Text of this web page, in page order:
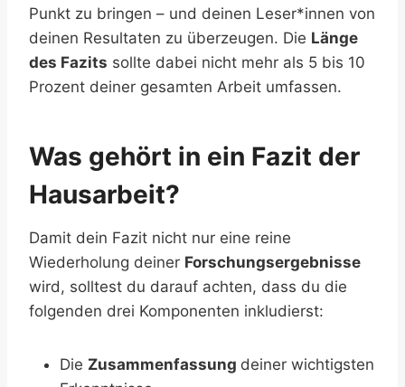
Punkt zu bringen – und deinen Leser*innen von
deinen Resultaten zu überzeugen. Die Länge
des Fazits sollte dabei nicht mehr als 5 bis 10
Prozent deiner gesamten Arbeit umfassen.
Was gehört in ein Fazit der
Hausarbeit?
Damit dein Fazit nicht nur eine reine
Wiederholung deiner Forschungsergebnisse
wird, solltest du darauf achten, dass du die
folgenden drei Komponenten inkludierst:
Die Zusammenfassung deiner wichtigsten